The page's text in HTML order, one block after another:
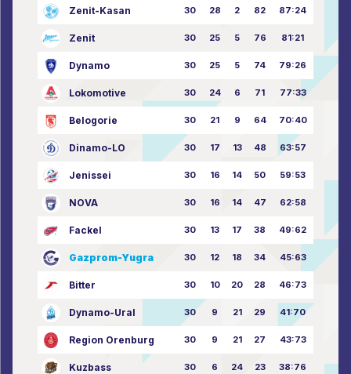
Zenit-Kasan 30 28 2 82 87:24
Zenit 30 25 5 76 81:21
Dynamo 30 25 5 74 79:26
Lokomotive 30 24 6 71 77:33
Belogorie 30 21 9 64 70:40
Dinamo-LO 30 17 13 48 63:57
Jenissei 30 16 14 50 59:53
NOVA 30 16 14 47 62:58
Fackel 30 13 17 38 49:62
Gazprom-Yugra 30 12 18 34 45:63
Bitter 30 10 20 28 46:73
Dynamo-Ural 30 9 21 29 41:70
Region Orenburg 30 9 21 27 43:73
Kuzbass 30 6 24 23 38:76